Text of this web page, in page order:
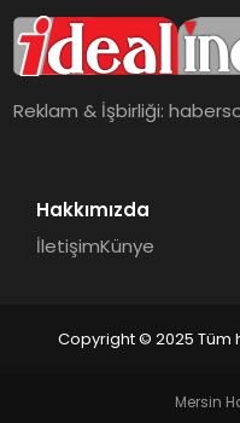
Reklam & İşbirliği:
Hakkımızda
İletişimKünye
Copyright © 2025 Tüm
Mersin